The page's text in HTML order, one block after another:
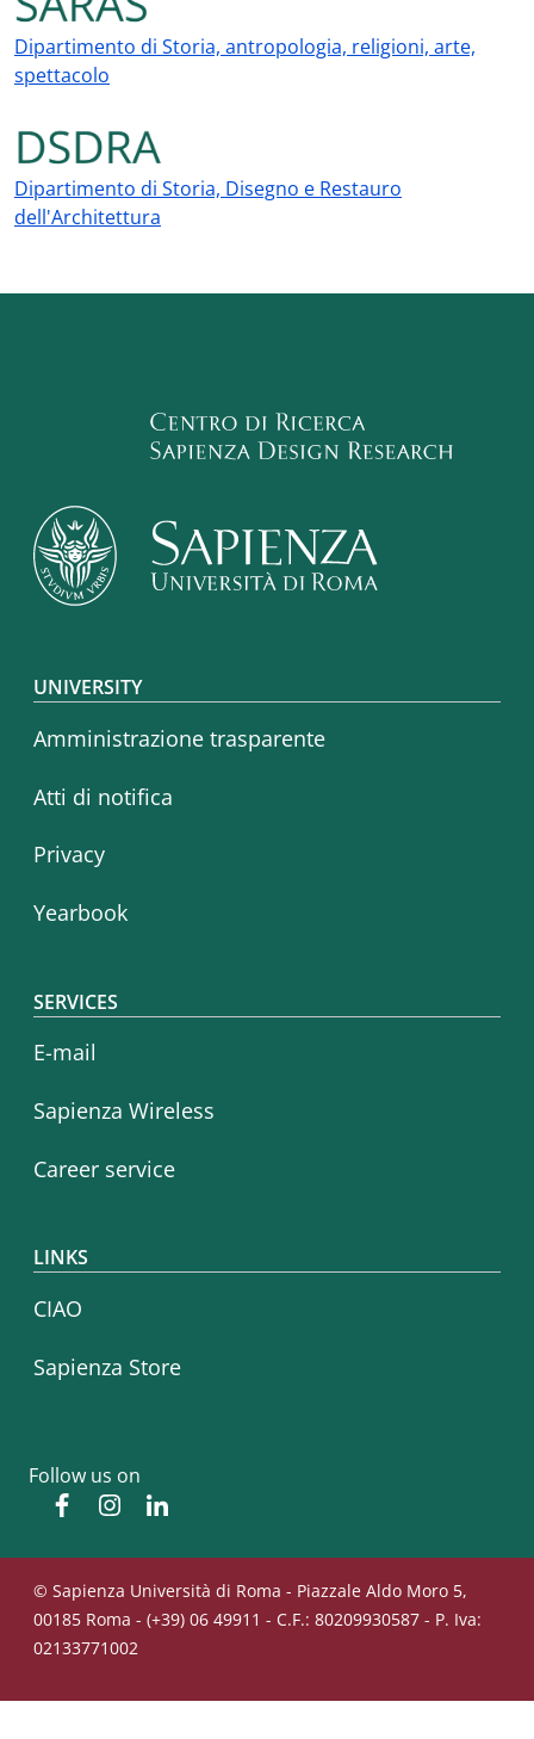
Dipartimento di Storia, antropologia, religioni, arte,
spettacolo
Dipartimento di Storia, Disegno e Restauro
dell'Architettura
Footer menu
UNIVERSITY
Amministrazione trasparente
Atti di notifica
Privacy
Yearbook
SERVICES
E-mail
Sapienza Wireless
Career service
LINKS
CIAO
Sapienza Store
Follow us on
FacebookInstagram
© Sapienza Università di Roma - Piazzale Aldo Moro 5,
00185 Roma - (+39) 06 49911 - C.F.: 80209930587 - P. Iva:
02133771002